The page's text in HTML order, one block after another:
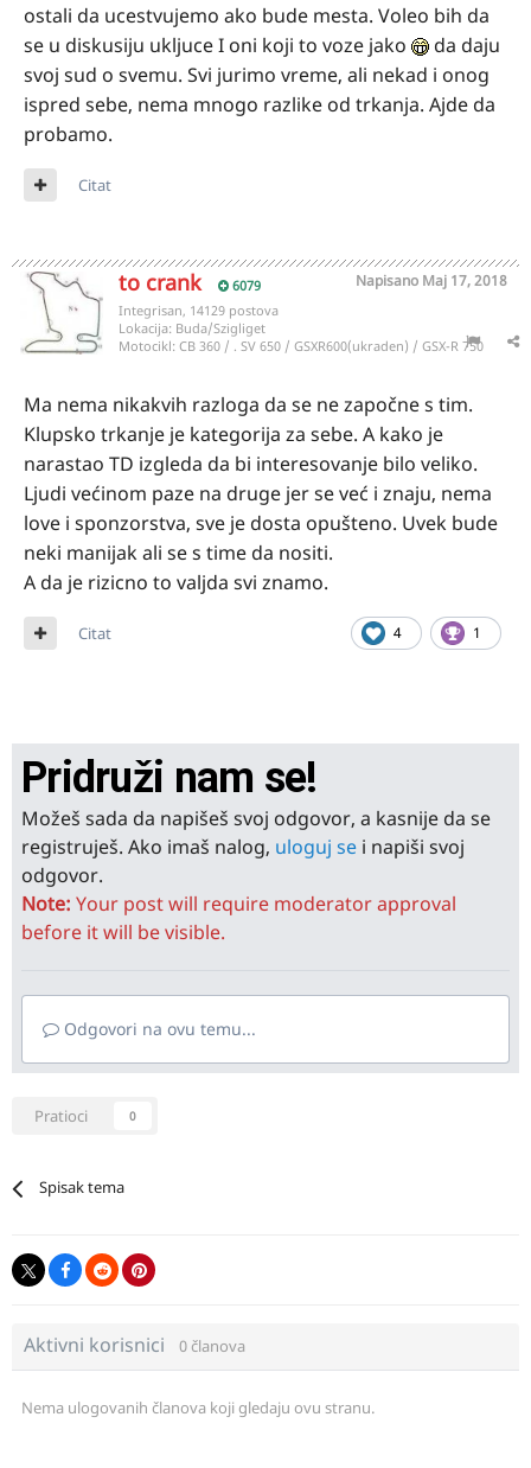
ostali da ucestvujemo ako bude mesta. Voleo bih da
se u diskusiju ukljuce I oni koji to voze jako
da daju
svoj sud o svemu. Svi jurimo vreme, ali nekad i onog
ispred sebe, nema mnogo razlike od trkanja. Ajde da
probamo.
Citat
to crank 6079 Napisano Maj 17, 2018
Integrisan, 14129 postova
Lokacija: Buda/Szigliget
Motocikl: CB 360 / . SV 650 / GSXR600(ukraden) / GSX-R 750
Ma nema nikakvih razloga da se ne započne s tim.
Klupsko trkanje je kategorija za sebe. A kako je
narastao TD izgleda da bi interesovanje bilo veliko.
Ljudi većinom paze na druge jer se već i znaju, nema
love i sponzorstva, sve je dosta opušteno. Uvek bude
neki manijak ali se s time da nositi.
A da je rizicno to valjda svi znamo.
4 1
Citat
Pridruži nam se!
Možeš sada da napišeš svoj odgovor, a kasnije da se
registruješ. Ako imaš nalog, uloguj se i napiši svoj
odgovor.
Note: Your post will require moderator approval
before it will be visible.
Odgovori na ovu temu...
Pratioci 0
Spisak tema
Aktivni korisnici 0 članova
Nema ulogovanih članova koji gledaju ovu stranu.